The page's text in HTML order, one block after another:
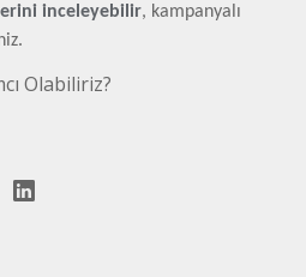
inceleyebilir, kampanyalı
Olabiliriz?